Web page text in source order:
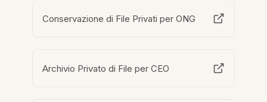
Conservazione di File Privati per ONG
Archivio Privato di File per CEO